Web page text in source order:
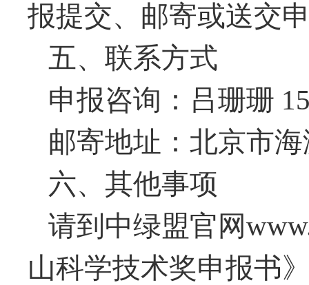
报提交、邮寄或送交
五、联系方式
申报咨询： 吕珊珊
邮寄地址：北京市
六、其他事项
请到中绿盟官网
山科学技术奖申报书